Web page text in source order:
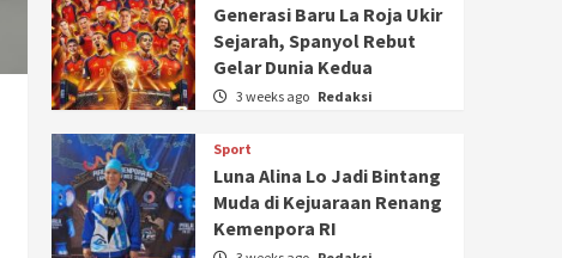
Generasi Baru La Roja Ukir
Sejarah, Spanyol Rebut
Gelar Dunia Kedua
3 weeks ago Redaksi
Sport
Luna Alina Lo Jadi Bintang
Muda di Kejuaraan Renang
Kemenpora RI